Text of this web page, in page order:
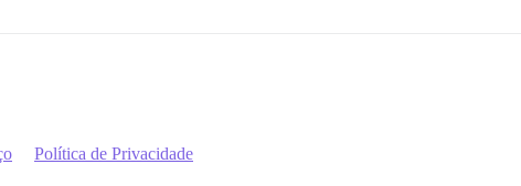
Política de Privacidade